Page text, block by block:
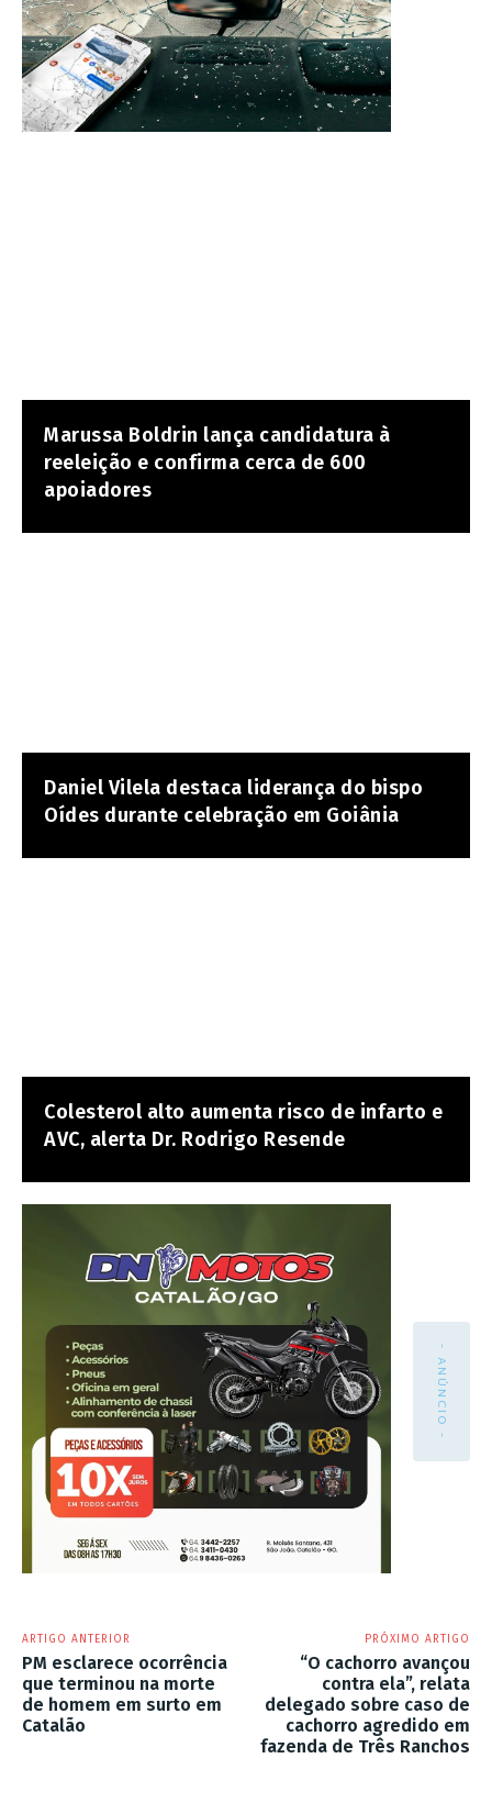
Marussa Boldrin lança candidatura à
reeleição e confirma cerca de 600
apoiadores
Daniel Vilela destaca liderança do bispo
Oídes durante celebração em Goiânia
Colesterol alto aumenta risco de infarto e
AVC, alerta Dr. Rodrigo Resende
- ANÚNCIO -
ARTIGO ANTERIOR
PM esclarece ocorrência
que terminou na morte
de homem em surto em
Catalão
PRÓXIMO ARTIGO
“O cachorro avançou
contra ela”, relata
delegado sobre caso de
cachorro agredido em
fazenda de Três Ranchos